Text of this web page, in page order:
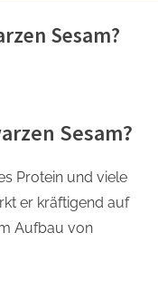
Sesam?
Sesam?
Protein und viele
er kräftigend auf
Aufbau von